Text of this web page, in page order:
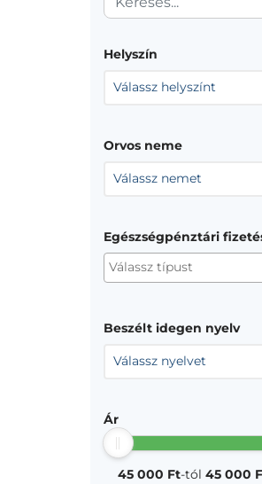
Helyszín
Válassz helyszínt
Orvos neme
Válassz nemet
Egészségpénztári
Beszélt idegen nyelv
Válassz nyelvet
Ár
45 000 Ft-tól 45 000